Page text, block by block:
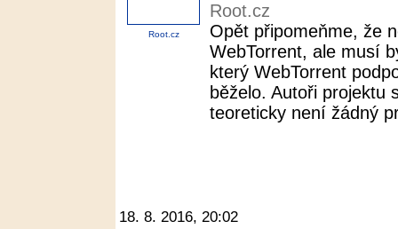
Root.cz
Root.cz
Opět připomeňme, že
WebTorrent, ale musí
který WebTorrent
běželo. Autoři projektu
teoreticky není žádný
18. 8. 2016, 20:02